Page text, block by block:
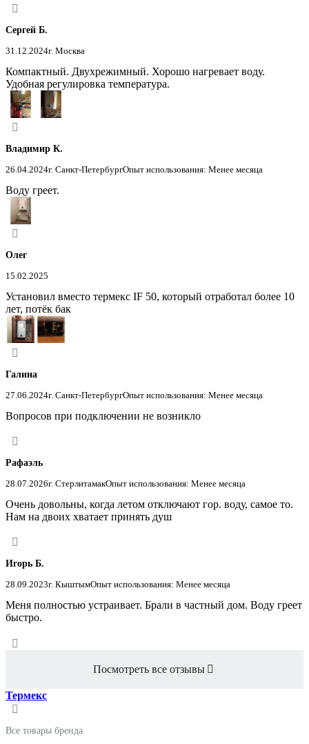
Сергей Б.
31.12.2024г. Москва
Компактный. Двухрежимный. Хорошо нагревает воду.
Удобная регулировка температура.
Владимир К.
26.04.2024г. Санкт-ПетербургОпыт использования: Менее месяца
Воду греет.
Олег
15.02.2025
Установил вместо термекс IF 50, который отработал более 10
лет, потёк бак
Галина
27.06.2024г. Санкт-ПетербургОпыт использования: Менее месяца
Вопросов при подключении не возникло
Рафаэль
28.07.2026г. СтерлитамакОпыт использования: Менее месяца
Очень довольны, когда летом отключают гор. воду, самое то.
Нам на двоих хватает принять душ
Игорь Б.
28.09.2023г. КыштымОпыт использования: Менее месяца
Меня полностью устраивает. Брали в частный дом. Воду греет
быстро.
Посмотреть все отзывы
Термекс
Все товары бренда